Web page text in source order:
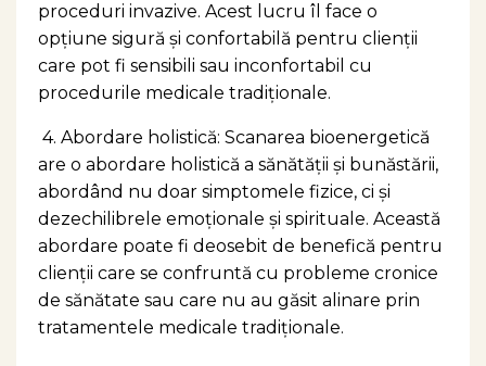
proceduri invazive. Acest lucru îl face o
opțiune sigură și confortabilă pentru clienții
care pot fi sensibili sau inconfortabil cu
procedurile medicale tradiționale.
4. Abordare holistică: Scanarea bioenergetică
are o abordare holistică a sănătății și bunăstării,
abordând nu doar simptomele fizice, ci și
dezechilibrele emoționale și spirituale. Această
abordare poate fi deosebit de benefică pentru
clienții care se confruntă cu probleme cronice
de sănătate sau care nu au găsit alinare prin
tratamentele medicale tradiționale.